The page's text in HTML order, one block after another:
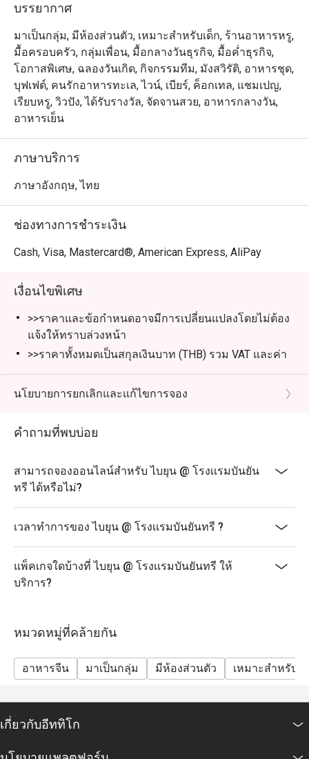
ระดับพรีเมียม พร้อมเพลิดเพลินกับทิวทัศน์บนฟ้าระดับโลก
เพื่อสัมผัสประสบการณ์การรับประทานอาหารที่ไม่เหมือน
ใคร
บรรยากาศ
มาเป็นกลุ่ม, มีห้องส่วนตัว, เหมาะสำหรับเด็ก, ร้านอาหารหรู,
มื้อครอบครัว, กลุ่มเพื่อน, มื้อกลางวันธุรกิจ, มื้อค่ำธุรกิจ,
โอกาสพิเศษ, ฉลองวันเกิด, กิจกรรมทีม, มังสวิรัติ, อาหารชุด,
บุฟเฟต์, คนรักอาหารทะเล, ไวน์, เบียร์, ค็อกเทล, แชมเปญ,
เรียบหรู, วิวปัง, ได้รับรางวัล, จัดจานสวย, อาหารกลางวัน,
อาหารเย็น
ภาษาบริการ
ภาษาอังกฤษ, ไทย
ช่องทางการชำระเงิน
Cash, Visa, Mastercard®, American Express, AliPay
เงื่อนไขพิเศษ
>>ราคาและข้อกำหนดอาจมีการเปลี่ยนแปลงโดยไม่ต้อง
แจ้งให้ทราบล่วงหน้า
>>ราคาทั้งหมดเป็นสกุลเงินบาท (THB) รวม VAT และค่า
บริการแล้ว เว้นแต่จะระบุไว้เป็นกรณีพิเศษ
**บุฟเฟ่ต์ติ่มซำ AYCE** รวมถึงข้าวหรือก๋วยเตี๋ยวหนึ่งจาน
>>ส่วนลดใช้ได้เฉพาะบุฟเฟ่ต์ติ่มซำ AYCE ไม่สามารถใช้
>>นโยบายสำหรับเด็ก: เด็กอายุ 4-11 ปีจะคิดค่าบริการ
ครึ่งราคา (ไม่สามารถใช้ส่วนลด Eatigo กับราคาเด็กได้);
เด็กอายุ 12 ปีขึ้นไปจะถูกคิดค่าบริการในอัตราผู้ใหญ่ปกติ
>>ราคาในช่วงเทศกาลพิเศษและวันหยุดสาธารณะอาจมี
การเปลี่ยนแปลงโดยไม่ต้องแจ้งให้ทราบล่วงหน้า
>>Bai Yun มีการแต่งกายแบบไม่เป็นทางการ (เสื้อผ้ากีฬา
หรือลักษณะการแต่งกายแบบกีฬา รองเท้าแตะ รองเท้า
นโยบายการยกเลิกและแก้ไขการจอง
คำถามที่พบบ่อย
สามารถจองออนไลน์สำหรับ ไบยุน @ โรงเเรมบันยัน
ทรี ได้หรือไม่?
เวลาทำการของ ไบยุน @ โรงเเรมบันยันทรี ?
แพ็คเกจใดบ้างที่ ไบยุน @ โรงเเรมบันยันทรี ให้
บริการ?
หมวดหมู่ที่คล้ายกัน
อาหารจีน มาเป็นกลุ่ม มีห้องส่วนตัว เหมาะสำหรับเ
เกี่ยวกับอีททิโก